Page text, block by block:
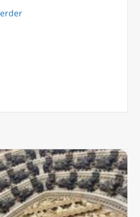
about Duitse katholieke